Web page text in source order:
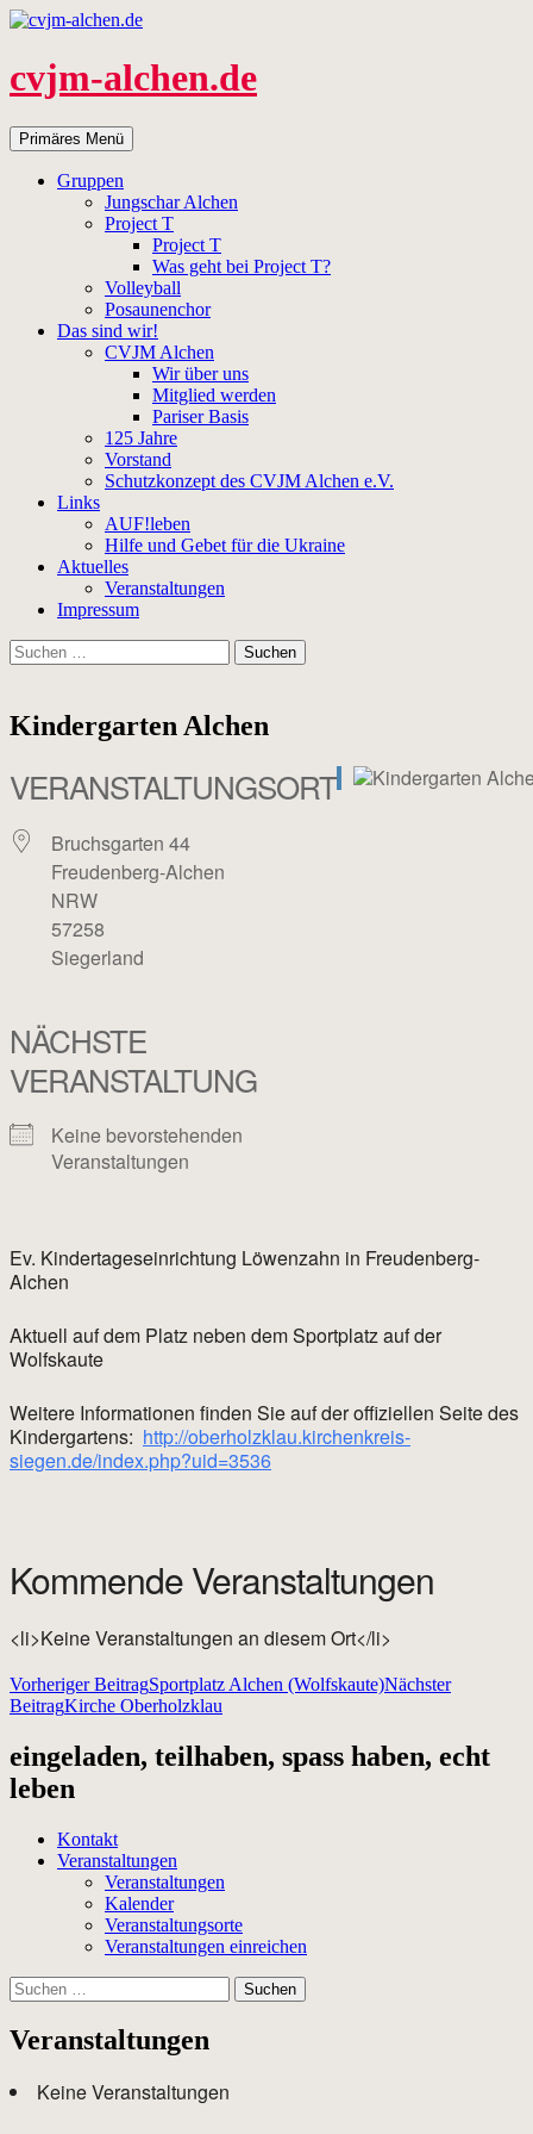
Zum
springen
cvjm-alchen.de
Suchen
Primäres Menü
Gruppen
Jungschar Alchen
Project T
Project T
Was geht bei Project T?
Volleyball
Posaunenchor
Das sind wir!
CVJM Alchen
Wir über uns
Mitglied werden
Pariser Basis
125 Jahre
Vorstand
Schutzkonzept des CVJM Alchen e.V.
Links
AUF!leben
Hilfe und Gebet für die Ukraine
Aktuelles
Veranstaltungen
Impressum
Suchen
nach:
Kindergarten Alchen
VERANSTALTUNGSORT
Bruchsgarten 44
Freudenberg-Alchen
NRW
57258
Siegerland
NÄCHSTE
VERANSTALTUNG
Keine bevorstehenden
Veranstaltungen
Ev. Kindertageseinrichtung Löwenzahn in Freudenberg-
Alchen
Aktuell auf dem Platz neben dem Sportplatz auf der
Wolfskaute
Weitere Informationen finden Sie auf der offiziellen Seite des
Kindergartens: http://oberholzklau.kirchenkreis-
siegen.de/index.php?uid=3536
Kommende Veranstaltungen
<li>Keine Veranstaltungen an diesem Ort</li>
Beitragsnavigation
Vorheriger BeitragSportplatz Alchen (Wolfskaute)Nächster
BeitragKirche Oberholzklau
eingeladen, teilhaben, spass haben, echt
leben
Kontakt
Veranstaltungen
Veranstaltungen
Kalender
Veranstaltungsorte
Veranstaltungen einreichen
Suchen
nach:
Veranstaltungen
Keine Veranstaltungen